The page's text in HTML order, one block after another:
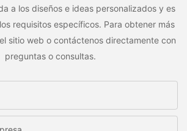
a los diseños e ideas personalizados y es
requisitos específicos. Para obtener más
sitio web o contáctenos directamente con
preguntas o consultas.